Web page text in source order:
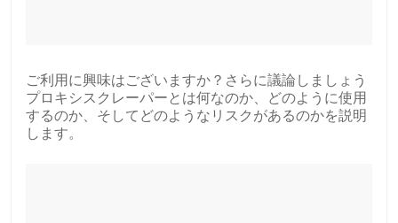
ご利用に興味はございますか？さらに議論しましょう
プロキシスクレーパーとは何なのか、どのように使用
するのか、そしてどのようなリスクがあるのかを説明
します。